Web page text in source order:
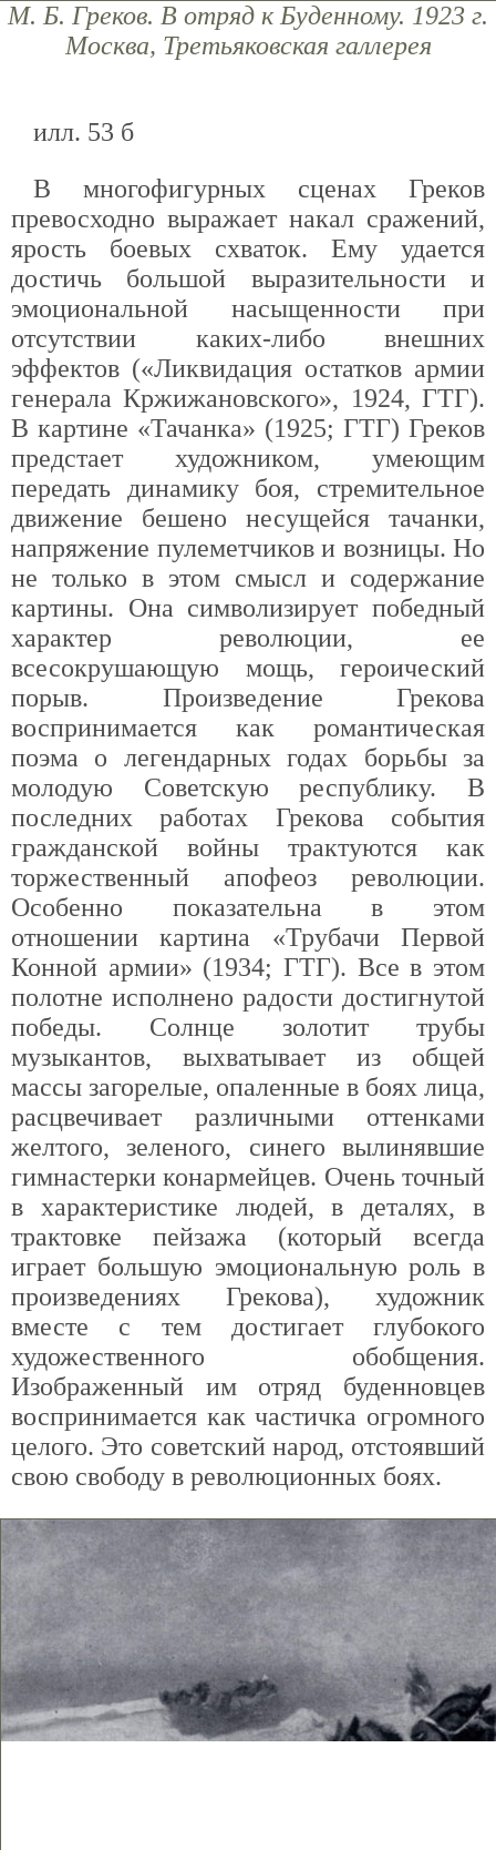
М. Б. Греков. В отряд к Буденному. 1923 г.
Москва, Третьяковская галлерея
илл. 53 б
В многофигурных сценах Греков
превосходно выражает накал сражений,
ярость боевых схваток. Ему удается
достичь большой выразительности и
эмоциональной насыщенности при
отсутствии каких-либо внешних
эффектов («Ликвидация остатков армии
генерала Кржижановского», 1924, ГТГ).
В картине «Тачанка» (1925; ГТГ) Греков
предстает художником, умеющим
передать динамику боя, стремительное
движение бешено несущейся тачанки,
напряжение пулеметчиков и возницы. Но
не только в этом смысл и содержание
картины. Она символизирует победный
характер революции, ее
всесокрушающую мощь, героический
порыв. Произведение Грекова
воспринимается как романтическая
поэма о легендарных годах борьбы за
молодую Советскую республику. В
последних работах Грекова события
гражданской войны трактуются как
торжественный апофеоз революции.
Особенно показательна в этом
отношении картина «Трубачи Первой
Конной армии» (1934; ГТГ). Все в этом
полотне исполнено радости достигнутой
победы. Солнце золотит трубы
музыкантов, выхватывает из общей
массы загорелые, опаленные в боях лица,
расцвечивает различными оттенками
желтого, зеленого, синего вылинявшие
гимнастерки конармейцев. Очень точный
в характеристике людей, в деталях, в
трактовке пейзажа (который всегда
играет большую эмоциональную роль в
произведениях Грекова), художник
вместе с тем достигает глубокого
художественного обобщения.
Изображенный им отряд буденновцев
воспринимается как частичка огромного
целого. Это советский народ, отстоявший
свою свободу в революционных боях.